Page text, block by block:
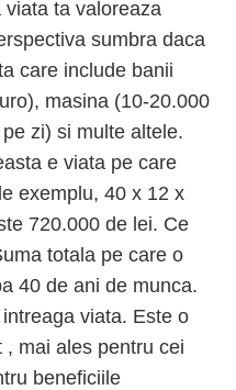
ta valoreaza
sumbra daca
care include banii
masina (10-20.000
zi) si multe altele.
e viata pe care
exemplu, 40 x 12 x
720.000 de lei. Ce
totala pe care o
40 de ani de munca.
viata. Este o
mai ales pentru cei
beneficiile